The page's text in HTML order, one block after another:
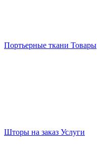
Портьерные ткани Товары
Шторы на заказ Услуги